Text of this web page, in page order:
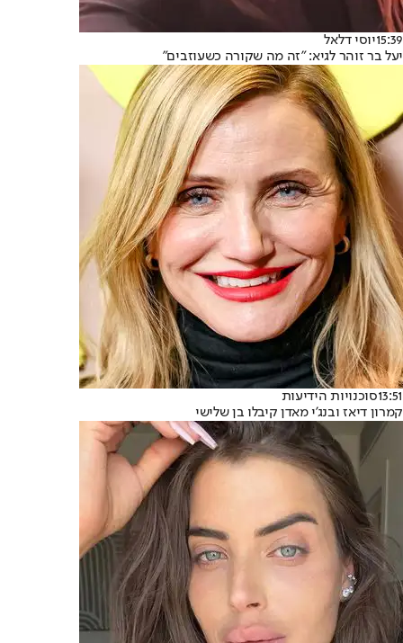
15:39יוסי דלאל
יעל בר זוהר לגיא: "זה מה שקורה כשעוזבים"
13:51סוכנויות הידיעות
קמרון דיאז ובנג'י מאדן קיבלו בן שלישי